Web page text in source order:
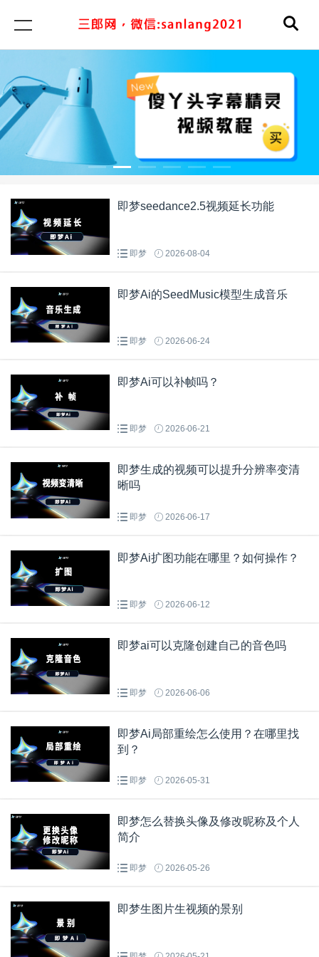
即梦seedance2.5视频延长功能
即梦 2026-08-04
即梦Ai的SeedMusic模型生成音乐
即梦 2026-06-24
即梦Ai可以补帧吗？
即梦 2026-06-21
即梦生成的视频可以提升分辨率变清
晰吗
即梦 2026-06-17
即梦Ai扩图功能在哪里？如何操作？
即梦 2026-06-12
即梦ai可以克隆创建自己的音色吗
即梦 2026-06-06
即梦Ai局部重绘怎么使用？在哪里找
到？
即梦 2026-05-31
即梦怎么替换头像及修改昵称及个人
简介
即梦 2026-05-26
即梦生图片生视频的景别